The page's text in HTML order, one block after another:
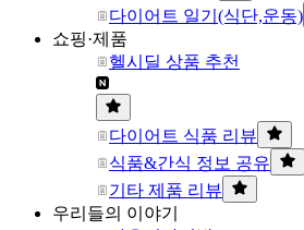
다이어트 일기(식단,운동)
쇼핑·제품
헬시딜 상품 추천
다이어트 식품 리뷰
식품&간식 정보 공유
기타 제품 리뷰
우리들의 이야기